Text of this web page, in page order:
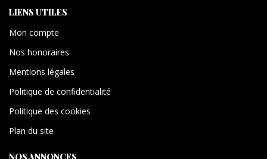
LIENS UTILES
Mon compte
Nos honoraires
Mentions légales
Politique de confidentialité
Politique des cookies
Plan du site